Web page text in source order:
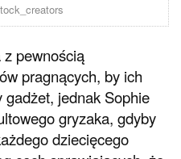
pewnością
pragnących, by ich
gadżet, jednak Sophie
gryzaka, gdyby
dziecięcego